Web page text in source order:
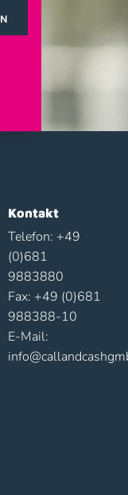
Kontakt
Telefon: +49
(0)681
9883880
Fax: +49 (0)681
988388-10
E-Mail: